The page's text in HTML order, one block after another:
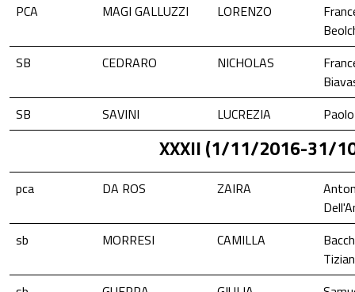
PCA
MAGI GALLUZZI LORENZO
SB
CEDRARO NICHOLAS
SB
SAVINI LUCREZIA
XXXII (1/11/2016-31/
pca DA ROS ZAIRA
sb
MORRESI CAMILLA